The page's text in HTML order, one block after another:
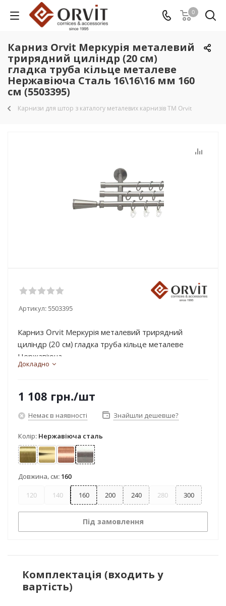
0
Карниз Orvit Меркурія металевий
трирядний циліндр (20 см)
гладка труба кільце металеве
Нержавіюча Сталь 16\16\16 мм 160
см (5503395)
Карнизи для штор з каталогу металевих карнизів TM Orvit
Артикул: 5503395
Карниз Orvit Меркурія металевий трирядний
циліндр (20 см) гладка труба кільце металеве
Нержавіюча...
Докладно
1 108 грн./шт
Немає в наявності Знайшли дешевше?
Колір: Нержавіюча сталь
АнтикЗолотоМідьНержавіюча сталь
Довжина, см: 160
120 140 160 200 240 280 300
Під замовлення
Комплектація (входить у
вартість)